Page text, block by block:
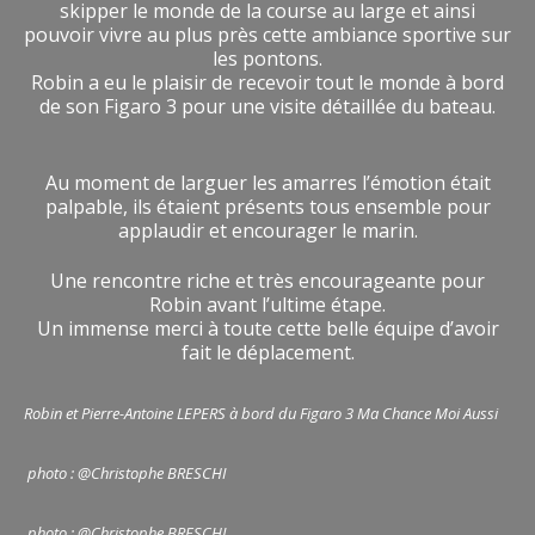
skipper le monde de la course au large et ainsi
pouvoir vivre au plus près cette ambiance sportive sur
les pontons.
Robin a eu le plaisir de recevoir tout le monde à bord
de son Figaro 3 pour une visite détaillée du bateau.
Au moment de larguer les amarres l’émotion était
palpable, ils étaient présents tous ensemble pour
applaudir et encourager le marin.
Une rencontre riche et très encourageante pour
Robin avant l’ultime étape.
Un immense merci à toute cette belle équipe d’avoir
fait le déplacement.
Robin et Pierre-Antoine LEPERS à bord du Figaro 3 Ma Chance Moi Aussi
photo : @Christophe BRESCHI